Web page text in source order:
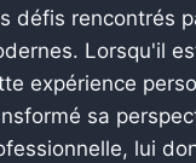
défis rencontrés
Lorsqu'il
expérience
sa
lui